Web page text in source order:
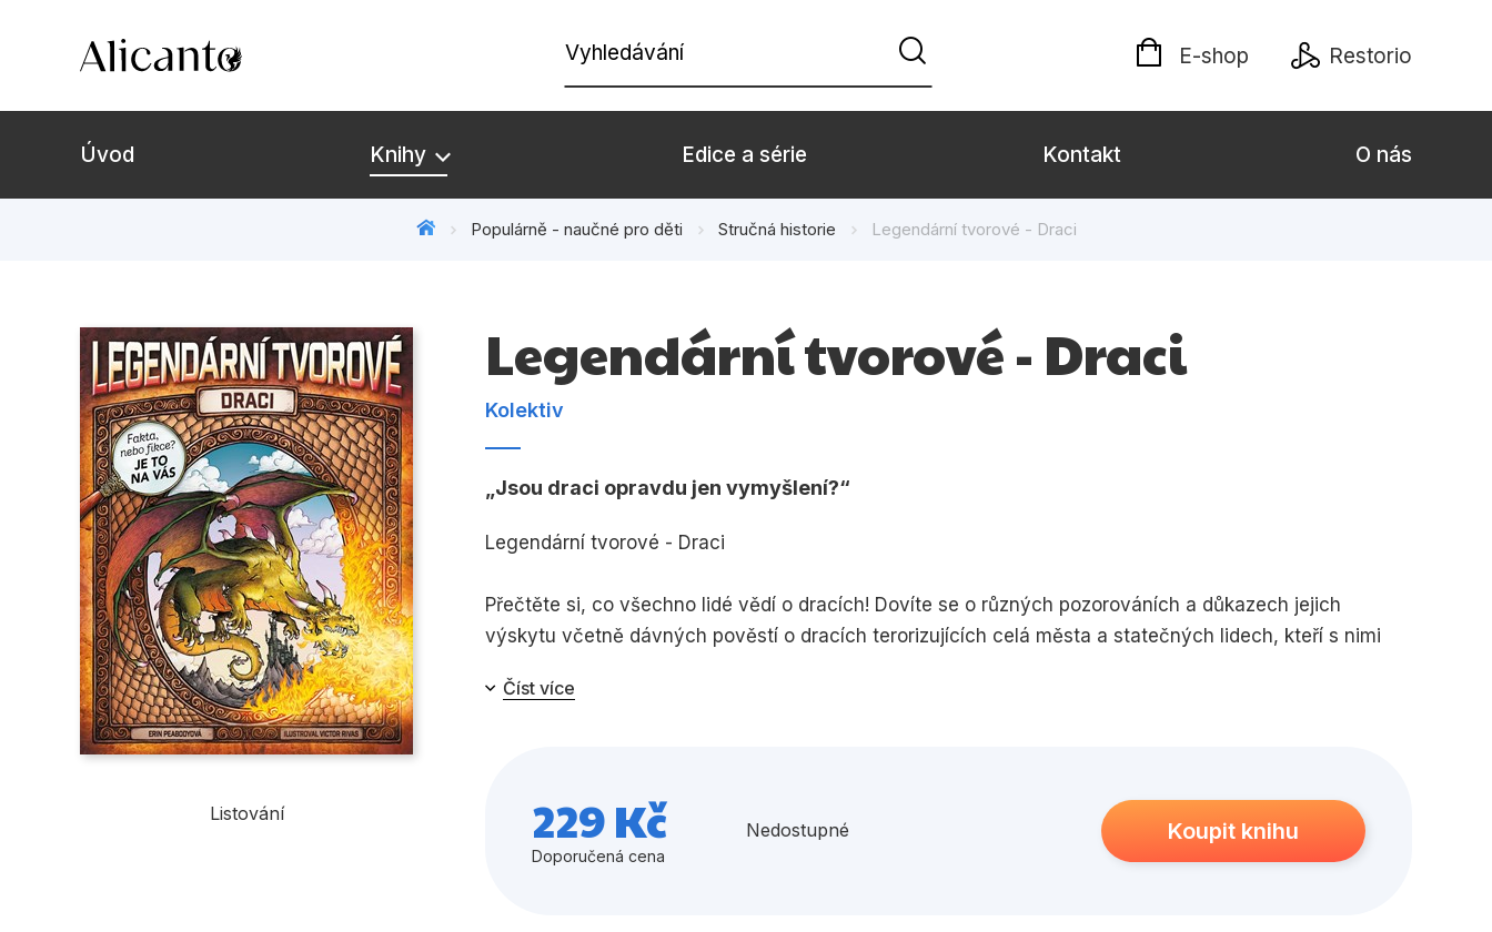
Vyhledávání E-shop Restorio
Úvod Knihy
Připravujeme
Bestsellery
Tipy redakce
Beletrie pro děti Beletrie pro dospělé
Křížovky
Kuchařky
Umění a kultura
Edice a série Kontakt O nás
Populárně - naučné pro děti Stručná historie Legendární tvorové - Draci
Listování
Legendární tvorové - Draci
Kolektiv
Jsou draci opravdu jen vymyšlení?
Legendární tvorové - Draci
Přečtěte si, co všechno lidé vědí o dracích! Dovíte se o různých pozorováních a důkazech jejich
výskytu včetně dávných pověstí o dracích terorizujících celá města a statečných lidech, kteří s nimi
stali nedílnou součástí naší kultury a proč nás fascinují už od počátků našich dějin.
Číst více
229 Kč
Doporučená cena
Nedostupné Koupit knihu